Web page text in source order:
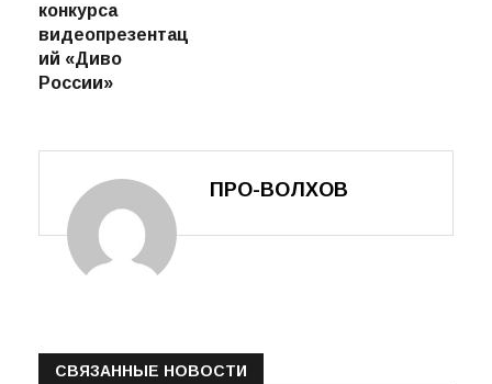
конкурса
видеопрезентац
ий «Диво
России»
ПРО-ВОЛХОВ
СВЯЗАННЫЕ НОВОСТИ